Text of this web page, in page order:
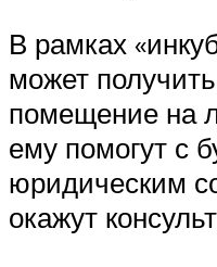
В рамках
может
помещение на
ему помогут с
юридическим
окажут